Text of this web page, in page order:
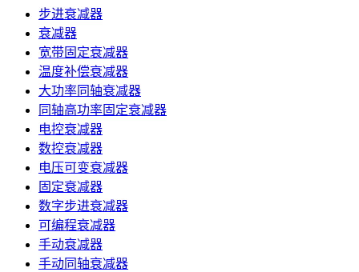
步进衰减器
衰减器
宽带固定衰减器
温度补偿衰减器
大功率同轴衰减器
同轴高功率固定衰减器
电控衰减器
数控衰减器
电压可变衰减器
固定衰减器
数字步进衰减器
可编程衰减器
手动衰减器
手动同轴衰减器